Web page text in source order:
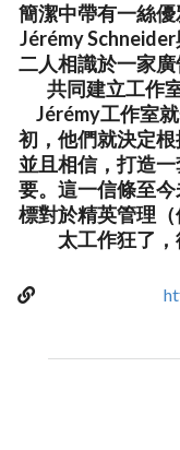
簡潔中帶有一絲
Jérémy
二人相識於一家
共同建立工作
Jérémy工作室
初，他們就決定
並且相信，打造
要。這一信條至
標對於精英管理
太工作狂了，